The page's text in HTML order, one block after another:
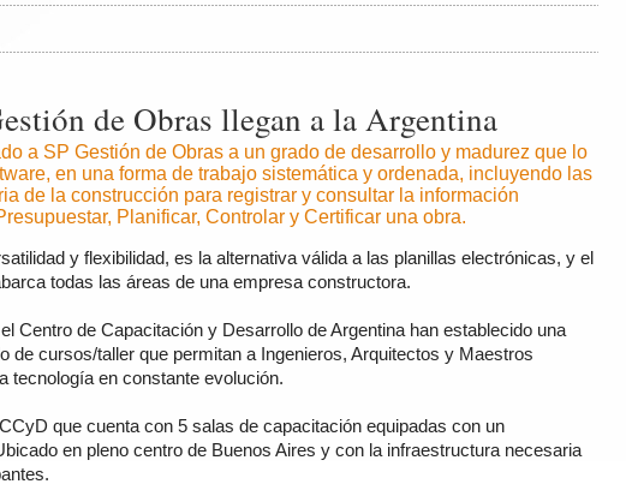
de Obras llegan a la Argentina
a SP Gestión de Obras a un grado de desarrollo y madurez que lo
en una forma de trabajo sistemática y ordenada, incluyendo las
de la construcción para registrar y consultar la información
Planificar, Controlar y Certificar una obra.
y flexibilidad, es la alternativa válida a las planillas electrónicas, y el
todas las áreas de una empresa constructora.
Centro de Capacitación y Desarrollo de Argentina han establecido una
de cursos/taller que permitan a Ingenieros, Arquitectos y Maestros
tecnología en constante evolución.
que cuenta con 5 salas de capacitación equipadas con un
en pleno centro de Buenos Aires y con la infraestructura necesaria